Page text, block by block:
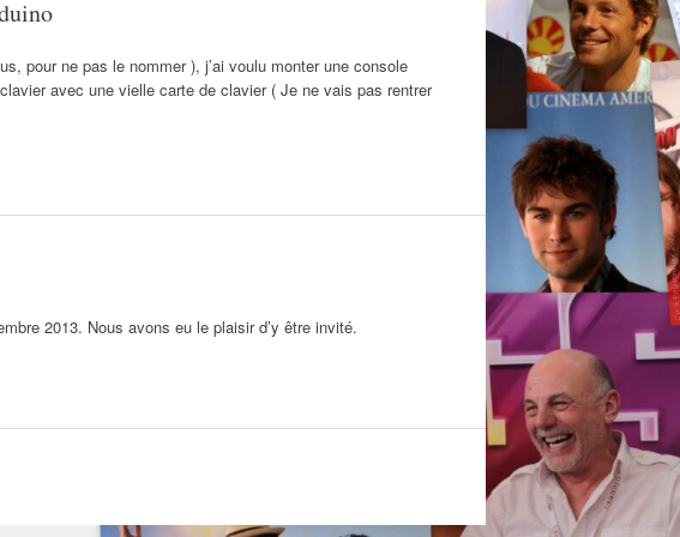
pour ne pas le nommer ), j’ai voulu monter une console
avec une vielle carte de clavier ( Je ne vais pas rentrer
2013. Nous avons eu le plaisir d’y être invité.